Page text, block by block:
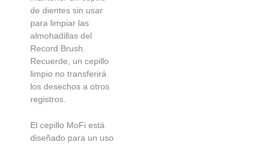
de dientes sin usar
para limpiar las
almohadillas del
Record Brush.
Recuerde, un cepillo
limpio no transferirá
los desechos a otros
registros.
El cepillo MoFi está
diseñado para un uso